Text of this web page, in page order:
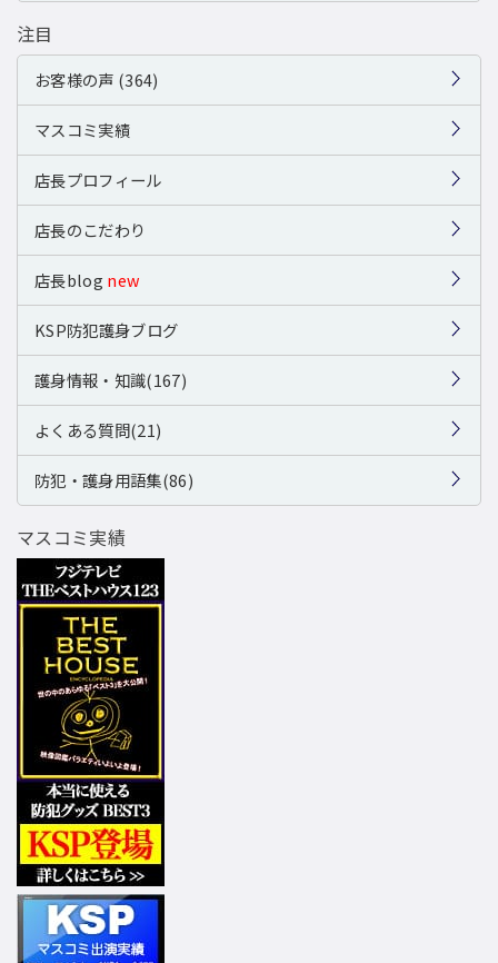
注目
お客様の声 (364)
マスコミ実績
店長プロフィール
店長のこだわり
店長blog new
KSP防犯護身ブログ
護身情報・知識(167)
よくある質問(21)
防犯・護身用語集(86)
マスコミ実績